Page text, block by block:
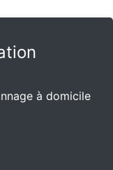
à domicile